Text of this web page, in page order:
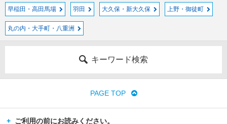
早稲田・高田馬場 羽田 大久保・新大久保 上野・御徒町
丸の内・大手町・八重洲
キーワード検索
PAGE TOP
ご利用の前にお読みください。